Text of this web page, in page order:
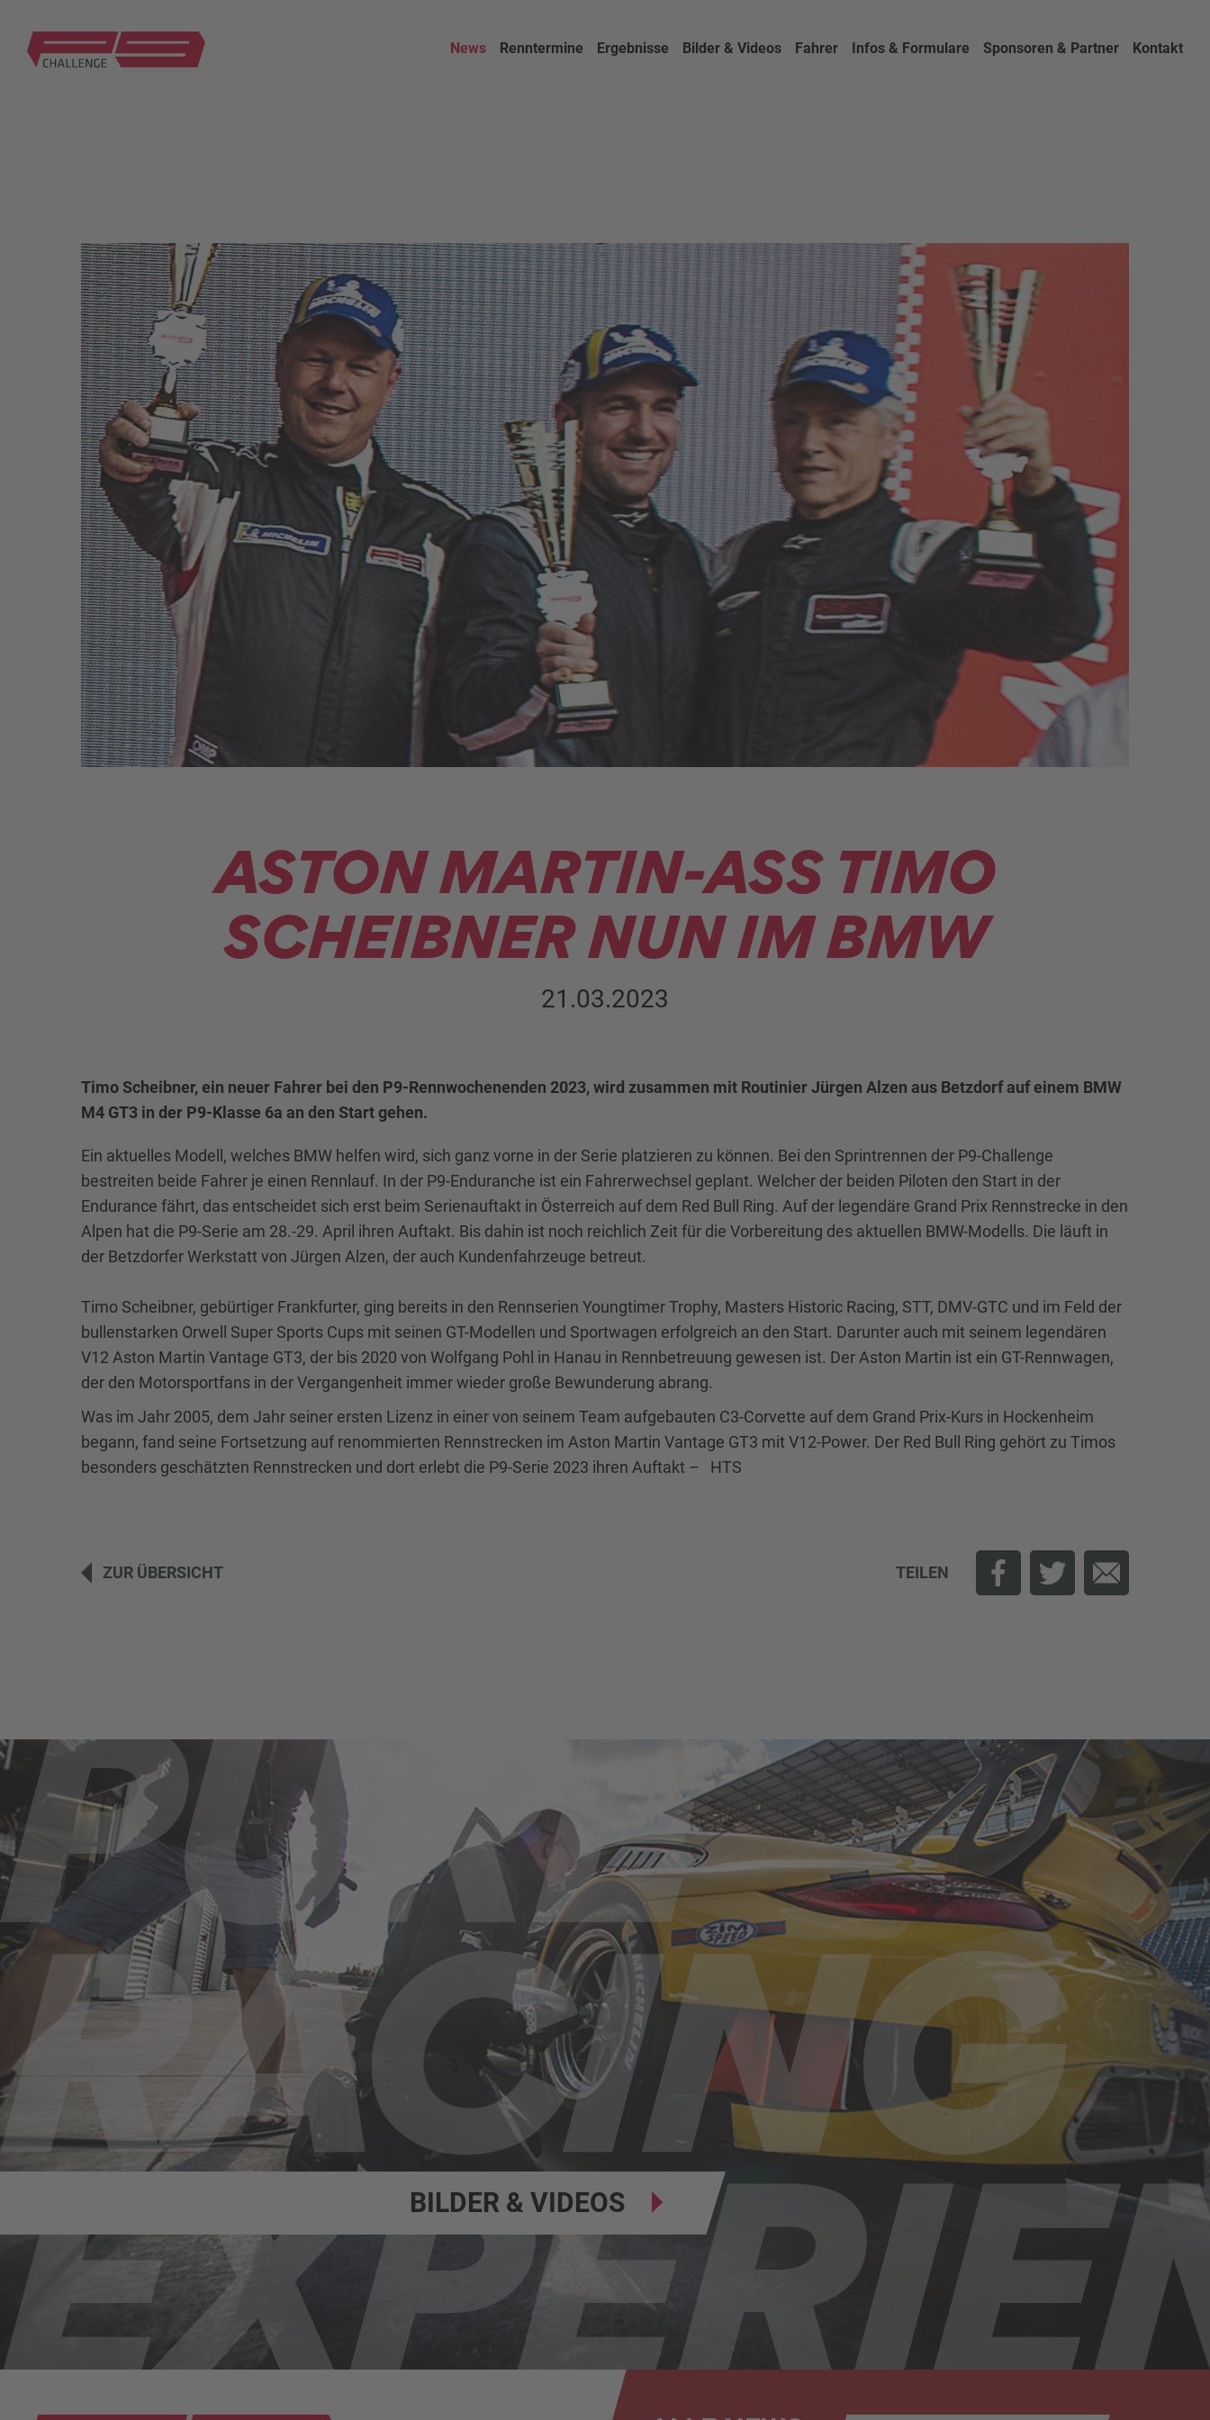
News Renntermine Ergebnisse Bilder & Videos Fahrer Infos & Formulare Sponsoren & Partner Kontakt
ASTON MARTIN-ASS TIMO
SCHEIBNER NUN IM BMW
21.03.2023
Timo Scheibner, ein neuer Fahrer bei den P9-Rennwochenenden 2023, wird zusammen mit Routinier Jürgen Alzen aus Betzdorf auf einem BMW
M4 GT3 in der P9-Klasse 6a an den Start gehen.
Ein aktuelles Modell, welches BMW helfen wird, sich ganz vorne in der Serie platzieren zu können. Bei den Sprintrennen der P9-Challenge
bestreiten beide Fahrer je einen Rennlauf. In der P9-Enduranche ist ein Fahrerwechsel geplant. Welcher der beiden Piloten den Start in der
Endurance fährt, das entscheidet sich erst beim Serienauftakt in Österreich auf dem Red Bull Ring. Auf der legendäre Grand Prix Rennstrecke in den
Alpen hat die P9-Serie am 28.-29. April ihren Auftakt. Bis dahin ist noch reichlich Zeit für die Vorbereitung des aktuellen BMW-Modells. Die läuft in
der Betzdorfer Werkstatt von Jürgen Alzen, der auch Kundenfahrzeuge betreut.
Timo Scheibner, gebürtiger Frankfurter, ging bereits in den Rennserien Youngtimer Trophy, Masters Historic Racing, STT, DMV-GTC und im Feld der
bullenstarken Orwell Super Sports Cups mit seinen GT-Modellen und Sportwagen erfolgreich an den Start. Darunter auch mit seinem legendären
V12 Aston Martin Vantage GT3, der bis 2020 von Wolfgang Pohl in Hanau in Rennbetreuung gewesen ist. Der Aston Martin ist ein GT-Rennwagen,
der den Motorsportfans in der Vergangenheit immer wieder große Bewunderung abrang.
Was im Jahr 2005, dem Jahr seiner ersten Lizenz in einer von seinem Team aufgebauten C3-Corvette auf dem Grand Prix-Kurs in Hockenheim
begann, fand seine Fortsetzung auf renommierten Rennstrecken im Aston Martin Vantage GT3 mit V12-Power. Der Red Bull Ring gehört zu Timos
besonders geschätzten Rennstrecken und dort erlebt die P9-Serie 2023 ihren Auftakt – HTS
ZUR ÜBERSICHT TEILEN
BILDER & VIDEOS